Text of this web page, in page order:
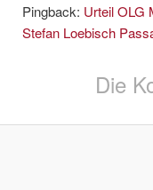
Pingback: Urteil OLG
Stefan Loebisch
Die